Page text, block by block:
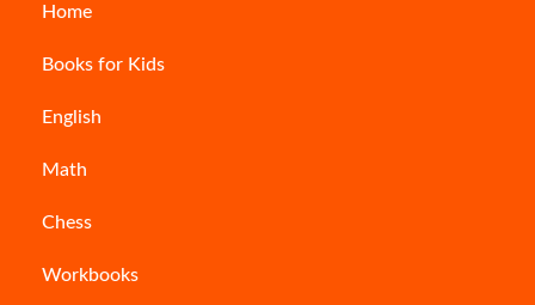
Home
Books for Kids
English
Math
Chess
Workbooks
लोक नृत्य
ARTICLES